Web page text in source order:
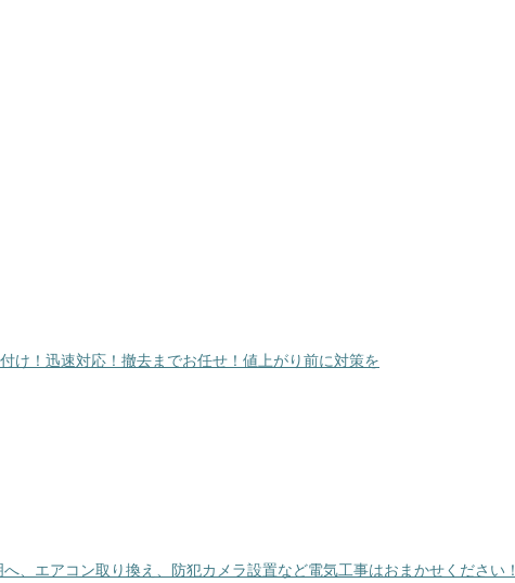
け！迅速対応！撤去までお任せ！値上がり前に対策を
エアコン取り換え、防犯カメラ設置など電気工事はおまかせください！